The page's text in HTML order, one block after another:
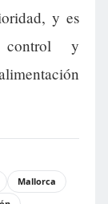
y es
y
Mallorca